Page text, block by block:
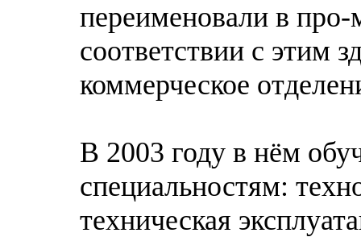
переименовали в
соответствии с этим
коммерческое
В 2003 году в нём
специальностям:
техническая